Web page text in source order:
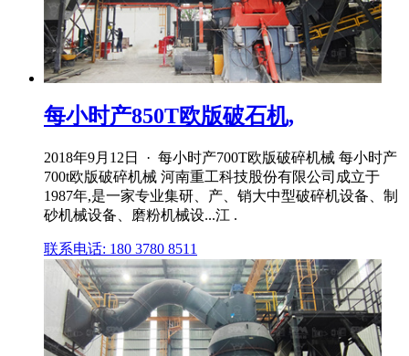
每小时产850T欧版破石机,
2018年9月12日 · 每小时产700T欧版破碎机械 每小时产
700t欧版破碎机械 河南重工科技股份有限公司成立于
1987年,是一家专业集研、产、销大中型破碎机设备、制
砂机械设备、磨粉机械设...江 .
联系电话: 180 3780 8511